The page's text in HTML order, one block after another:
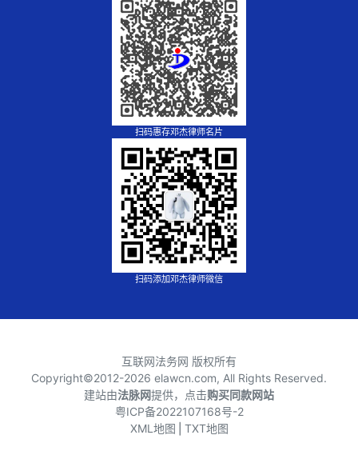
扫码惠存邓杰律师名片
扫码添加邓杰律师微信
互联网法务网 版权所有
Copyright©2012-2026 elawcn.com, All Rights Reserved.
建站由法脉网提供，点击购买同款网站
粤ICP备2022107168号-2
XML地图 TXT地图